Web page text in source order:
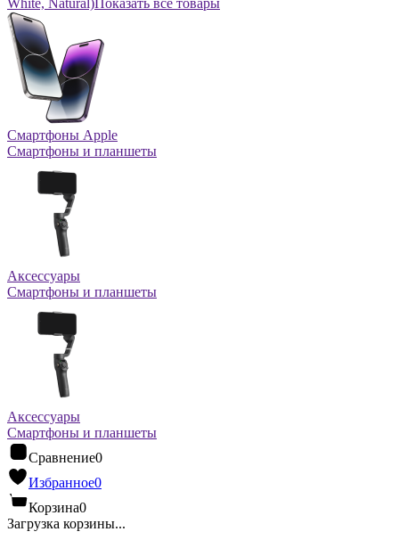
White, Natural)Показать все товары
Смартфоны Apple
Смартфоны и планшеты
Аксессуары
Смартфоны и планшеты
Аксессуары
Смартфоны и планшеты
Сравнение0
Избранное0
Корзина0
Загрузка корзины...